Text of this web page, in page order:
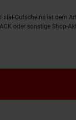
Gutscheins ist dem
oder sonstige Shop-